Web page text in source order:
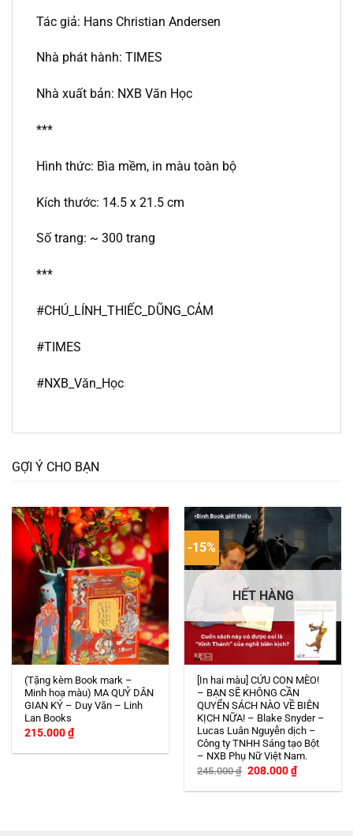
Tác giả: Hans Christian Andersen
Nhà phát hành: TIMES
Nhà xuất bản: NXB Văn Học
***
Hình thức: Bìa mềm, in màu toàn bộ
Kích thước: 14.5 x 21.5 cm
Số trang: ~ 300 trang
***
#CHÚ_LÍNH_THIẾC_DŨNG_CẢM
#TIMES
#NXB_Văn_Học
GỢI Ý CHO BẠN
(Tặng kèm Book mark –
Minh hoạ màu) MA QUỶ DÂN
GIAN KÝ – Duy Văn – Linh
Lan Books
215.000₫
-15%
HẾT HÀNG
[In hai màu] CỨU CON MÈO!
– BẠN SẼ KHÔNG CẦN
QUYỂN SÁCH NÀO VỀ BIÊN
KỊCH NỮA! – Blake Snyder –
Lucas Luân Nguyễn dịch –
Công ty TNHH Sáng tạo Bột
– NXB Phụ Nữ Việt Nam.
245.000₫ Giá
là:
208.000₫Giá
hiện
tại